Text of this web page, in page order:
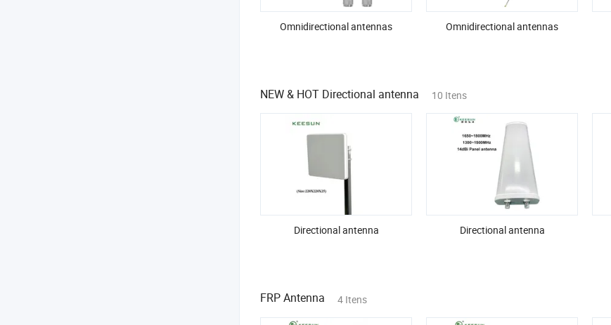
Omnidirectional antennas Omnidirectional antennas
NEW & HOT Directional antenna 10 Itens
Directional antenna Directional antenna
FRP Antenna 4 Itens